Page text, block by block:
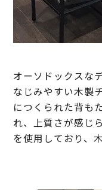
オーソドックスな
なじみやすい木製
につくられた背も
れ、上質さが感じ
を使用しており、